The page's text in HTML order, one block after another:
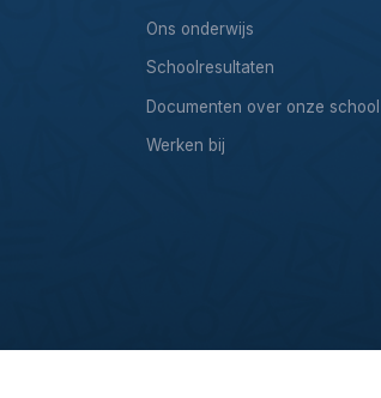
Ons onderwijs
Schoolresultaten
Documenten over onze school
Werken bij